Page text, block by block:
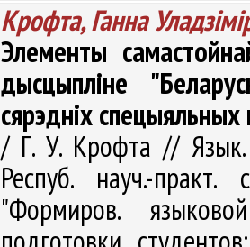
Крофта, Ганна
Элементы
дысцыпліне
сярэдніх
/ Г. У. Крофта //
Респуб. науч.-
"Формиров.